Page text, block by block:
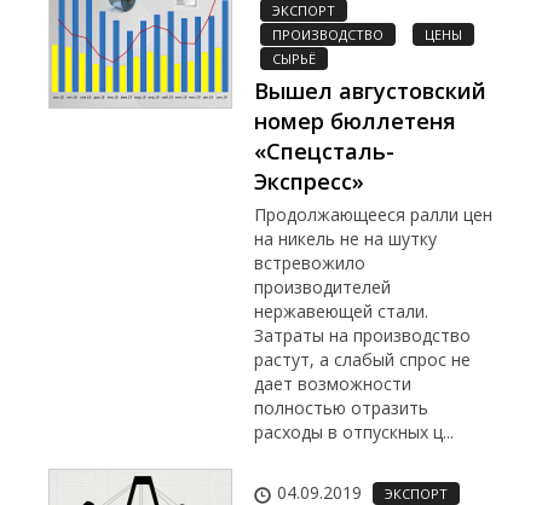
ЭКСПОРТ
ПРОИЗВОДСТВО
ЦЕНЫ
СЫРЬЁ
Вышел августовский
номер бюллетеня
«Спецсталь-
Экспресс»
Продолжающееся ралли цен
на никель не на шутку
встревожило
производителей
нержавеющей стали.
Затраты на производство
растут, а слабый спрос не
дает возможности
полностью отразить
расходы в отпускных ц...
04.09.2019
ЭКСПОРТ